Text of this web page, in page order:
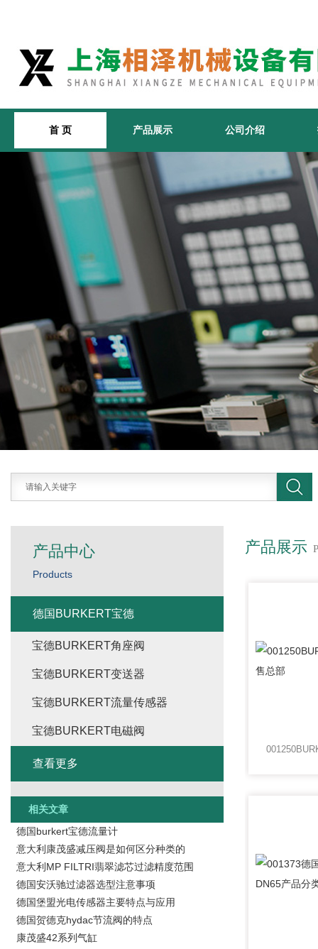
首 页 产品展示 公司介绍
产品展示
产品中心
Products
德国BURKERT宝德
宝德BURKERT角座阀
宝德BURKERT变送器
宝德BURKERT流量传感器
宝德BURKERT电磁阀
查看更多
相关文章
德国burkert宝德流量计
意大利康茂盛减压阀是如何区分种类的
意大利MP FILTRI翡翠滤芯过滤精度范围
德国安沃驰过滤器选型注意事项
德国堡盟光电传感器主要特点与应用
德国贺德克hydac节流阀的特点
康茂盛42系列气缸